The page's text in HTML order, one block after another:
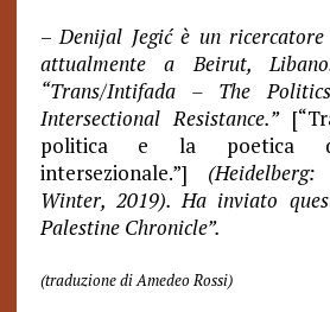
–Denijal Jegić è un
attualmente a Beirut,
“Trans/Intifada – The
Intersectional Resistance.”
politica e la poetica
intersezionale.”] (Heidelberg:
Winter, 2019). Ha inviato
Palestine Chronicle”.
(traduzione di Amedeo Rossi)